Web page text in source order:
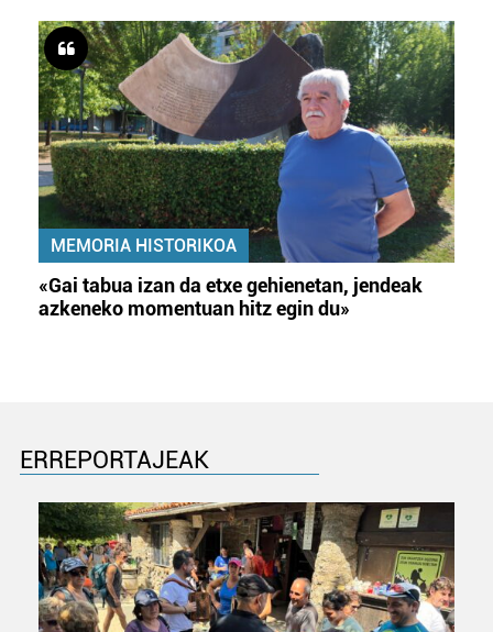
MEMORIA HISTORIKOA
«Gai tabua izan da etxe gehienetan, jendeak
azkeneko momentuan hitz egin du»
ERREPORTAJEAK